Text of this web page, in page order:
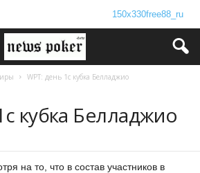
WPT: день 1с кубка Белладжио
кубка Белладжио
на то, что в состав участников в